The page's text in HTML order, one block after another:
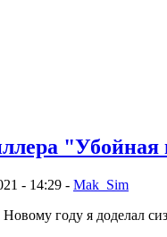
"Убойная
- 14:29 - Mak_Sim
году я доделал